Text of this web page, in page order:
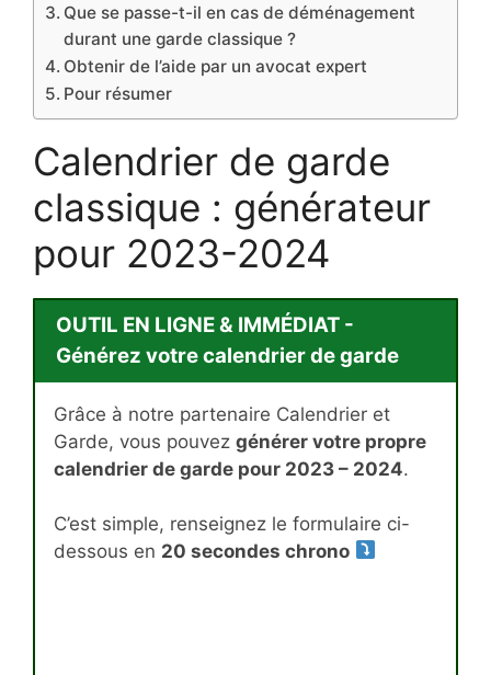
Que se passe-t-il en cas de déménagement
durant une garde classique ?
Obtenir de l’aide par un avocat expert
Pour résumer
Calendrier de garde
classique : générateur
pour 2023-2024
OUTIL EN LIGNE & IMMÉDIAT -
Générez votre calendrier de garde
Grâce à notre partenaire Calendrier et
Garde, vous pouvez générer votre propre
calendrier de garde pour 2023 – 2024.
C’est simple, renseignez le formulaire ci-
dessous en 20 secondes chrono